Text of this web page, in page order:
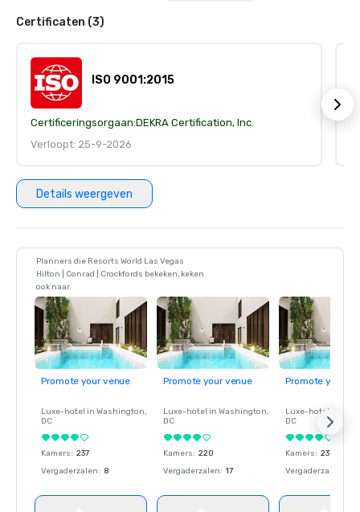
Certificaten (3)
ISO 9001:2015
Certificeringsorgaan:DEKRA Certification, Inc.
Verloopt: 25-9-2026
Details weergeven
Planners die Resorts World Las Vegas
Hilton | Conrad | Crockfords bekeken, keken
ook naar
Promote your venue
Luxe-hotel in Washington,
DC
Kamers: 237
Vergaderzalen: 8
Promote your venue
Luxe-hotel in Washington,
DC
Kamers: 220
Vergaderzalen: 17
Promote your
Luxe-hotel in
DC
Kamers: 237
Vergaderzalen